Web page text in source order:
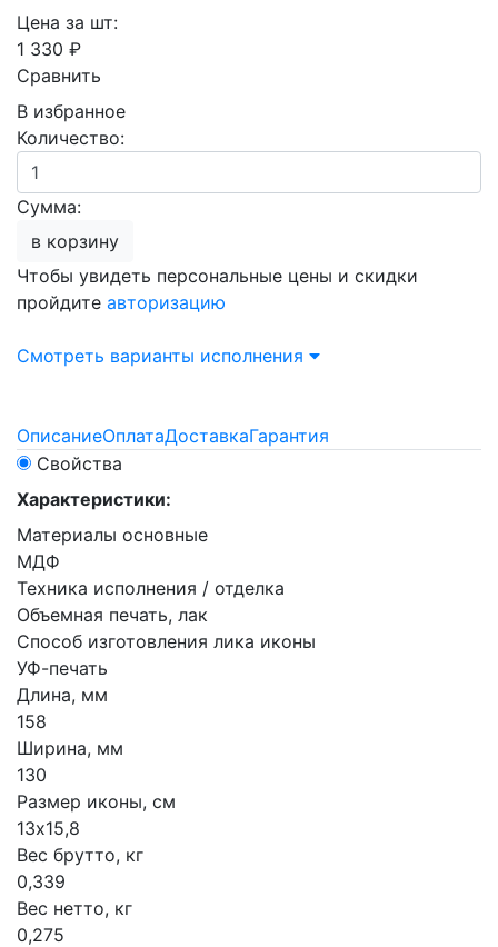
Цена за шт:
1 330 ₽
Сравнить
В избранное
Количество:
Сумма:
в корзину
Чтобы увидеть персональные цены и скидки
пройдите авторизацию
Смотреть варианты исполнения
ОписаниеОплатаДоставкаГарантия
Свойства
Характеристики:
Материалы основные
МДФ
Техника исполнения / отделка
Объемная печать, лак
Способ изготовления лика иконы
УФ-печать
Длина, мм
158
Ширина, мм
130
Размер иконы, см
13х15,8
Вес брутто, кг
0,339
Вес нетто, кг
0,275